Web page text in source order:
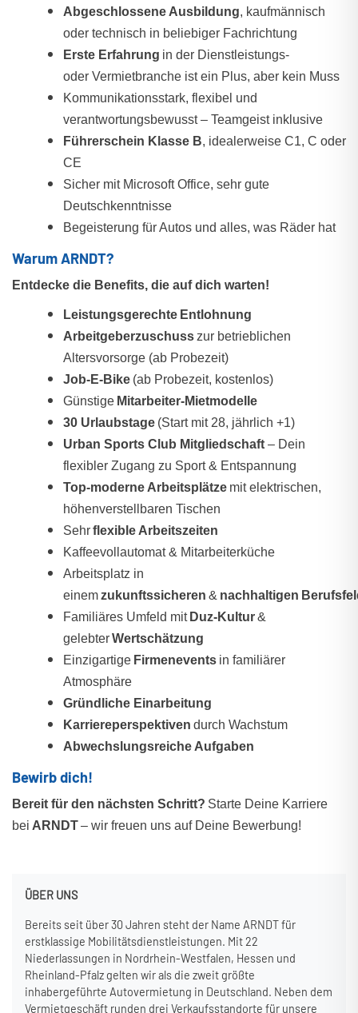
Abgeschlossene Ausbildung, kaufmännisch
oder technisch in beliebiger Fachrichtung
Erste Erfahrung in der Dienstleistungs-
oder Vermietbranche ist ein Plus, aber kein Muss
Kommunikationsstark, flexibel und
verantwortungsbewusst – Teamgeist inklusive
Führerschein Klasse B, idealerweise C1, C oder
CE
Sicher mit Microsoft Office, sehr gute
Deutschkenntnisse
Begeisterung für Autos und alles, was Räder hat
Warum ARNDT?
Entdecke die Benefits, die auf dich warten!
Leistungsgerechte Entlohnung
Arbeitgeberzuschusszur betrieblichen
Altersvorsorge (ab Probezeit)
Job-E-Bike (ab Probezeit, kostenlos)
Günstige Mitarbeiter-Mietmodelle
30 Urlaubstage (Start mit 28, jährlich +1)
Urban Sports Club Mitgliedschaft – Dein
flexibler Zugang zu Sport & Entspannung
Top-moderne Arbeitsplätze mit elektrischen,
höhenverstellbaren Tischen
Sehrflexible Arbeitszeiten
Kaffeevollautomat & Mitarbeiterküche
Arbeitsplatz in
einemzukunftssicheren & nachhaltigen
Familiäres Umfeld mit Duz-Kultur&
gelebterWertschätzung
Einzigartige Firmenevents in familiärer
Atmosphäre
Gründliche Einarbeitung
Karriereperspektiven durch Wachstum
Abwechslungsreiche Aufgaben
Bewirb dich!
Bereit für den nächsten Schritt? Starte Deine Karriere
bei ARNDT– wir freuen uns auf Deine Bewerbung!
ÜBER UNS
Bereits seit über 30 Jahren steht der Name ARNDT für
erstklassige Mobilitätsdienstleistungen. Mit 22
Niederlassungen in Nordrhein-Westfalen, Hessen und
Rheinland-Pfalz gelten wir als die zweit größte
inhabergeführte Autovermietung in Deutschland. Neben dem
Vermietgeschäft runden drei Verkaufsstandorte für unsere